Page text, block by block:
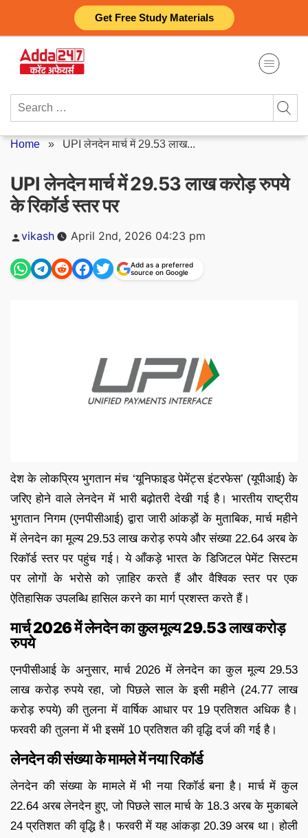
Get Free Study Materials
content
Search
Home » UPI लेनदेन मार्च में 29.53 लाख...
UPI लेनदेन मार्च में 29.53 लाख करोड़ रुपये
के रिकॉर्ड स्तर पर
Posted
vikash April 2nd, 2026 04:23 pm
Add as a preferred
source on Google
देश के लोकप्रिय भुगतान मंच ‘यूनिफाइड पेमेंट्स इंटरफेस’ (यूपीआई) के
जरिए होने वाले लेनदेन में भारी बढ़ोतरी देखी गई है। भारतीय राष्ट्रीय
भुगतान निगम (एनपीसीआई) द्वारा जारी आंकड़ों के मुताबिक, मार्च महीने
में लेनदेन का मूल्य 29.53 लाख करोड़ रुपये और संख्या 22.64 अरब के
रिकॉर्ड स्तर पर पहुंच गई। ये आँकड़े भारत के डिजिटल पेमेंट सिस्टम
पर लोगों के भरोसे को ज़ाहिर करते हैं और वैश्विक स्तर पर एक
ऐतिहासिक उपलब्धि हासिल करने का मार्ग प्रशस्त करते हैं।
मार्च 2026 में लेनदेन का कुल मूल्य 29.53 लाख करोड़
रुपये
एनपीसीआई के अनुसार, मार्च 2026 में लेनदेन का कुल मूल्य 29.53
लाख करोड़ रुपये रहा, जो पिछले साल के इसी महीने (24.77 लाख
करोड़ रुपये) की तुलना में वार्षिक आधार पर 19 प्रतिशत अधिक है।
फरवरी की तुलना में भी इसमें 10 प्रतिशत की वृद्धि दर्ज की गई है।
लेनदेन की संख्या के मामले में नया रिकॉर्ड
लेनदेन की संख्या के मामले में भी नया रिकॉर्ड बना है। मार्च में कुल
22.64 अरब लेनदेन हुए, जो पिछले साल मार्च के 18.3 अरब के मुकाबले
24 प्रतिशत की वृद्धि है। फरवरी में यह आंकड़ा 20.39 अरब था। होली